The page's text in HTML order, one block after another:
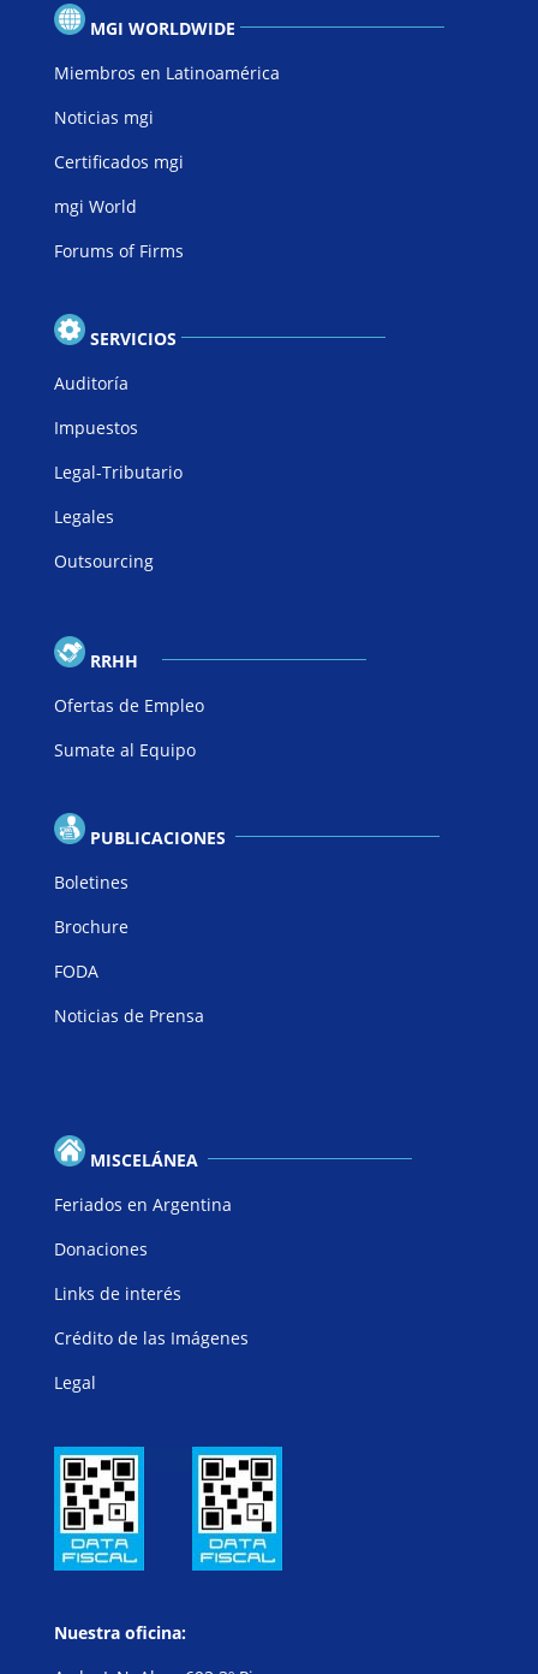
MGI WORLDWIDE
Miembros en Latinoamérica
Noticias mgi
Certificados mgi
mgi World
Forums of Firms
SERVICIOS
Auditoría
Impuestos
Legal-Tributario
Legales
Outsourcing
RRHH
Ofertas de Empleo
Sumate al Equipo
PUBLICACIONES
Boletines
Brochure
FODA
Noticias de Prensa
MISCELÁNEA
Feriados en Argentina
Donaciones
Links de interés
Crédito de las Imágenes
Legal
Nuestra oficina: